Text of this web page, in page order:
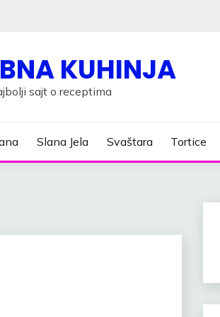
KUHINJA
sajt o receptima
Slana Jela Svaštara Tortice